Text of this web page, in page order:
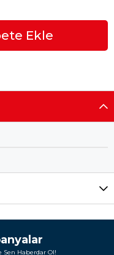
Sen Haberdar Ol!